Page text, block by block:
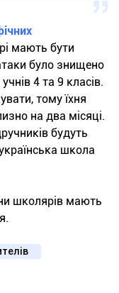
мають бути
було знищено
4 та 9 класів.
тому їхня
на два місяці.
будуть
школа
школярів мають